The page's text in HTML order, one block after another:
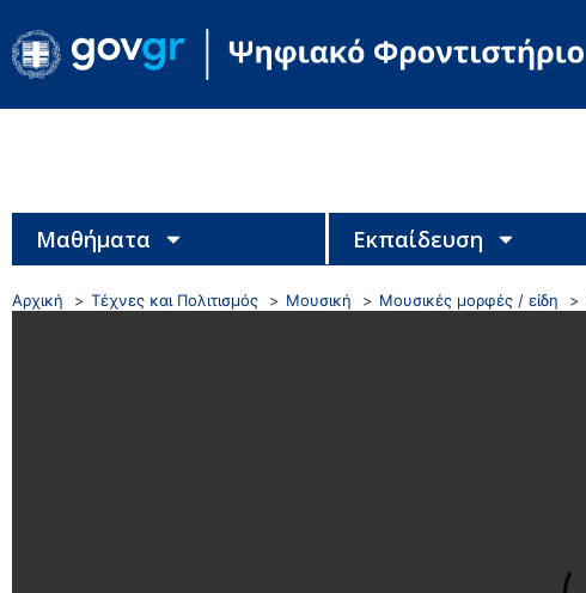
Μαθήματα Εκπαίδευση
Αρχική Τέχνες και Πολιτισμός Μουσική Μουσικές μορφές / είδη